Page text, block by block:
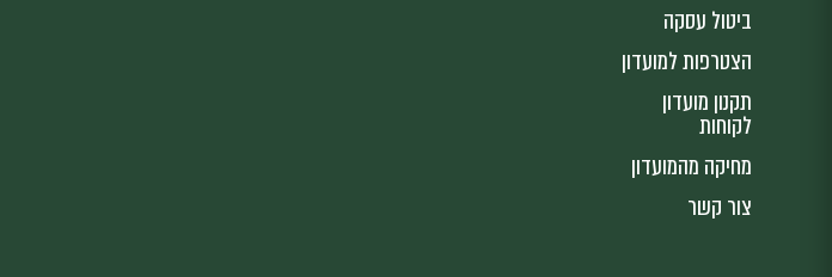
ביטול עסקה
הצטרפות למועדון
תקנון מועדון
לקוחות
מחיקה מהמועדון
צור קשר